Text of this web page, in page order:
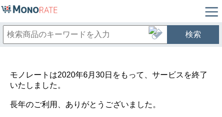
検索
モノレートは2020年6月30日をもって、サービスを終了
いたしました。
長年のご利用、ありがとうございました。